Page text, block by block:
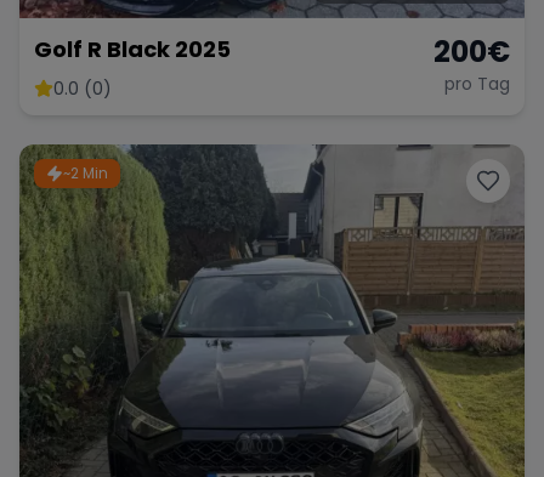
Golf R Black 2025
0.0 (0)
200€
pro Tag
~2 Min